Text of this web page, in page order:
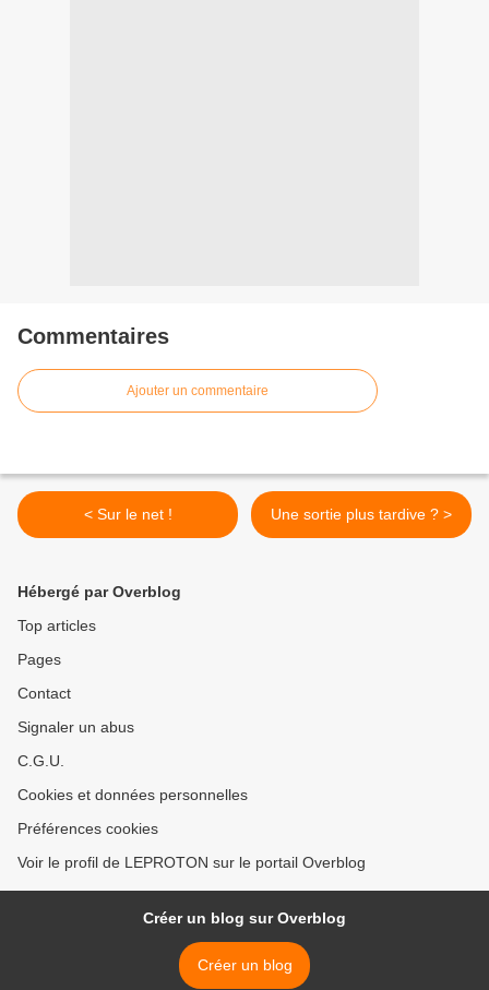
Commentaires
Ajouter un commentaire
< Sur le net ! Une sortie plus tardive ? >
Hébergé par Overblog
Top articles
Pages
Contact
Signaler un abus
C.G.U.
Cookies et données personnelles
Préférences cookies
Voir le profil de LEPROTON sur le portail Overblog
Créer un blog sur Overblog
Créer un blog